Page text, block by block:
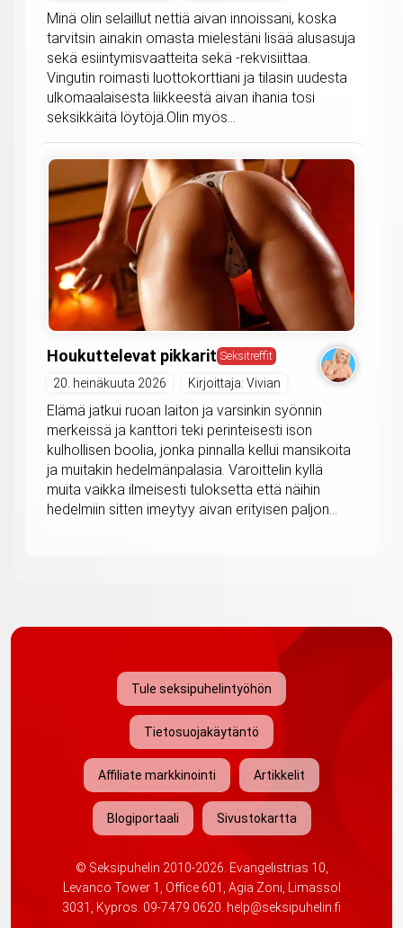
Minä olin selaillut nettiä aivan innoissani, koska
tarvitsin ainakin omasta mielestäni lisää alusasuja
sekä esiintymisvaatteita sekä -rekvisiittaa.
Vingutin roimasti luottokorttiani ja tilasin uudesta
ulkomaalaisesta liikkeestä aivan ihania tosi
seksikkäitä löytöjä.Olin myös...
Houkuttelevat pikkarit Seksitreffit
20. heinäkuuta 2026 Kirjoittaja: Vivian
Elämä jatkui ruoan laiton ja varsinkin syönnin
merkeissä ja kanttori teki perinteisesti ison
kulhollisen boolia, jonka pinnalla kellui mansikoita
ja muitakin hedelmänpalasia. Varoittelin kyllä
muita vaikka ilmeisesti tuloksetta että näihin
hedelmiin sitten imeytyy aivan erityisen paljon...
Tule seksipuhelintyöhön
Tietosuojakäytäntö
Affiliate markkinointi Artikkelit
Blogiportaali Sivustokartta
© Seksipuhelin 2010-2026. Evangelistrias 10,
Levanco Tower 1, Office 601, Agia Zoni, Limassol
3031, Kypros. 09-7479 0620. help@seksipuhelin.fi